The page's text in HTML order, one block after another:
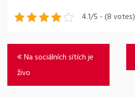
4.1/5 - (8 votes)
Navigace
pro
příspěvek
Na sociálních sítích je
živo